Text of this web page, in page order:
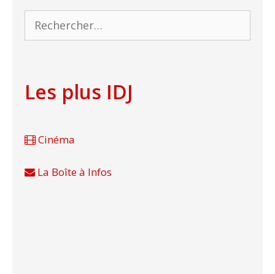
Rechercher :
Les plus IDJ
Cinéma
La Boîte à Infos